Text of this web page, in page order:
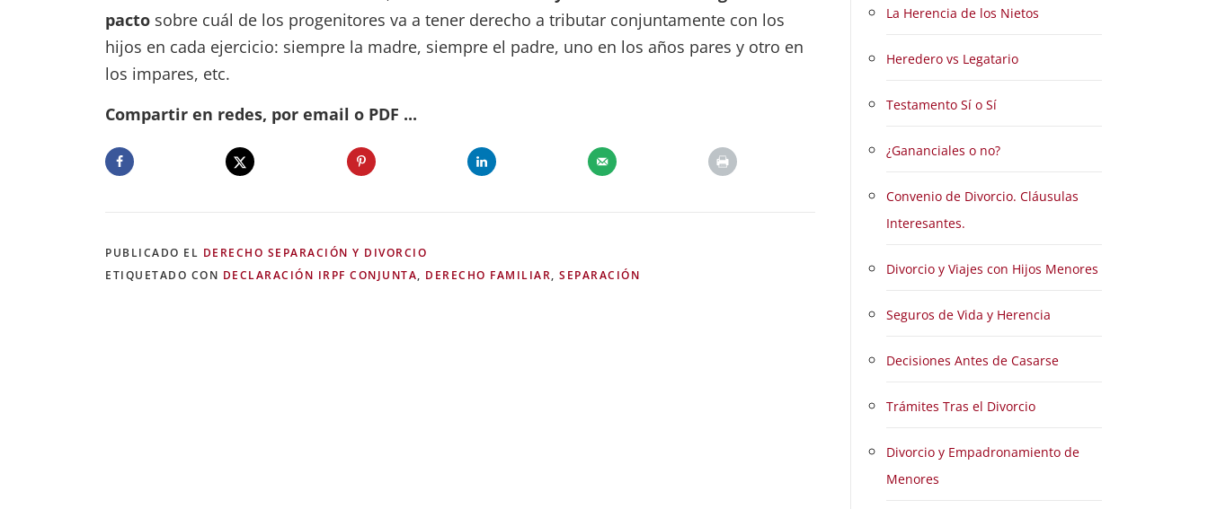
pacto sobre cuál de los progenitores va a tener derecho a tributar conjuntamente con los
hijos en cada ejercicio: siempre la madre, siempre el padre, uno en los años pares y otro en
los impares, etc.
Compartir en redes, por email o PDF ...
PUBLICADO EL DERECHO SEPARACIÓN Y DIVORCIO
ETIQUETADO CON DECLARACIÓN IRPF CONJUNTA, DERECHO FAMILIAR, SEPARACIÓN
La Herencia de los Nietos
Heredero vs Legatario
Testamento Sí o Sí
¿Gananciales o no?
Convenio de Divorcio. Cláusulas
Interesantes.
Divorcio y Viajes con Hijos Menores
Seguros de Vida y Herencia
Decisiones Antes de Casarse
Trámites Tras el Divorcio
Divorcio y Empadronamiento de
Menores